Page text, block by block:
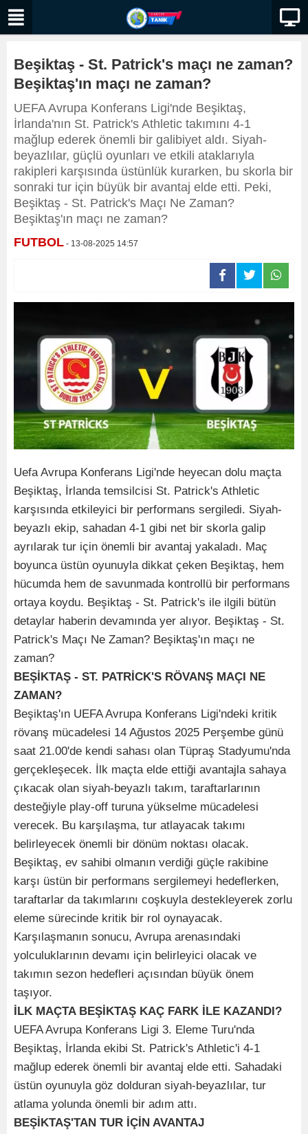
Beşiktaş - St. Patrick's maçı ne zaman?
Beşiktaş'ın maçı ne zaman?
UEFA Avrupa Konferans Ligi'nde Beşiktaş,
İrlanda'nın St. Patrick's Athletic takımını 4-1
mağlup ederek önemli bir galibiyet aldı. Siyah-
beyazlılar, güçlü oyunları ve etkili ataklarıyla
rakipleri karşısında üstünlük kurarken, bu skorla bir
sonraki tur için büyük bir avantaj elde etti. Peki,
Beşiktaş - St. Patrick's Maçı Ne Zaman?
Beşiktaş'ın maçı ne zaman?
FUTBOL - 13-08-2025 14:57
Uefa Avrupa Konferans Ligi'nde heyecan dolu maçta
Beşiktaş, İrlanda temsilcisi St. Patrick's Athletic
karşısında etkileyici bir performans sergiledi. Siyah-
beyazlı ekip, sahadan 4-1 gibi net bir skorla galip
ayrılarak tur için önemli bir avantaj yakaladı. Maç
boyunca üstün oyunuyla dikkat çeken Beşiktaş, hem
hücumda hem de savunmada kontrollü bir performans
ortaya koydu. Beşiktaş - St. Patrick's ile ilgili bütün
detaylar haberin devamında yer alıyor. Beşiktaş - St.
Patrick's Maçı Ne Zaman? Beşiktaş'ın maçı ne
zaman?
BEŞİKTAŞ - ST. PATRİCK'S RÖVANŞ MAÇI NE
ZAMAN?
Beşiktaş'ın UEFA Avrupa Konferans Ligi'ndeki kritik
rövanş mücadelesi 14 Ağustos 2025 Perşembe günü
saat 21.00'de kendi sahası olan Tüpraş Stadyumu'nda
gerçekleşecek. İlk maçta elde ettiği avantajla sahaya
çıkacak olan siyah-beyazlı takım, taraftarlarının
desteğiyle play-off turuna yükselme mücadelesi
verecek. Bu karşılaşma, tur atlayacak takımı
belirleyecek önemli bir dönüm noktası olacak.
Beşiktaş, ev sahibi olmanın verdiği güçle rakibine
karşı üstün bir performans sergilemeyi hedeflerken,
taraftarlar da takımlarını coşkuyla destekleyerek zorlu
eleme sürecinde kritik bir rol oynayacak.
Karşılaşmanın sonucu, Avrupa arenasındaki
yolculuklarının devamı için belirleyici olacak ve
takımın sezon hedefleri açısından büyük önem
taşıyor.
İLK MAÇTA BEŞİKTAŞ KAÇ FARK İLE KAZANDI?
UEFA Avrupa Konferans Ligi 3. Eleme Turu'nda
Beşiktaş, İrlanda ekibi St. Patrick's Athletic'i 4-1
mağlup ederek önemli bir avantaj elde etti. Sahadaki
üstün oyunuyla göz dolduran siyah-beyazlılar, tur
atlama yolunda önemli bir adım attı.
BEŞİKTAŞ'TAN TUR İÇİN AVANTAJ